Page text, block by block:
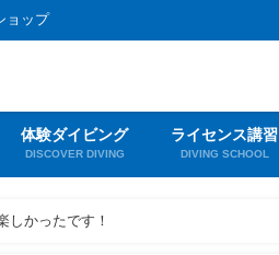
ョップ
体験ダイビング
DISCOVER DIVING
ライセンス講習
DIVING SCHOOL
しかったです！